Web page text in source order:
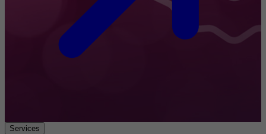
Services